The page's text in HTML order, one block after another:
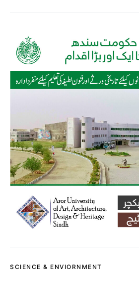
SCIENCE & ENVIORNMENT